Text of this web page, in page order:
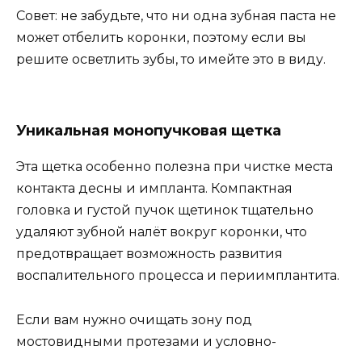
Совет: не забудьте, что ни одна зубная паста не
может отбелить коронки, поэтому если вы
решите осветлить зубы, то имейте это в виду.
Уникальная монопучковая щетка
Эта щетка особенно полезна при чистке места
контакта десны и импланта. Компактная
головка и густой пучок щетинок тщательно
удаляют зубной налёт вокруг коронки, что
предотвращает возможность развития
воспалительного процесса и периимплантита.
Если вам нужно очищать зону под
мостовидными протезами и условно-